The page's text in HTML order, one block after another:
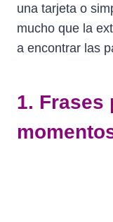
una tarjeta o
mucho que la
a encontrar las
1. Frases